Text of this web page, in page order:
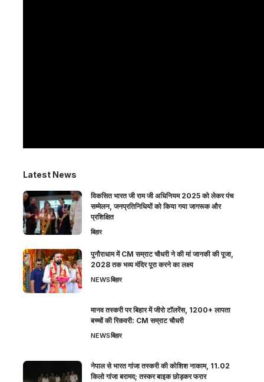
Latest News
विकसित भारत जी राम जी अधिनियम 2025 को लेकर पंच
सम्मेलन, जनप्रतिनिधियों को किया गया जागरूक और
प्रशिक्षित
बिहार
पुनौराधाम में CM सम्राट चौधरी ने की मां जानकी की पूजा,
2028 तक भव्य मंदिर पूरा करने का लक्ष्य
NEWSबिहार
मानव तस्करी पर बिहार में जीरो टॉलरेंस, 1200+ लापता
बच्चों की रिकवरी: CM सम्राट चौधरी
NEWSबिहार
नेपाल से भारत गांजा तस्करी की कोशिश नाकाम, 11.02
किलो गांजा बरामद; तस्कर बाइक छोड़कर फरार